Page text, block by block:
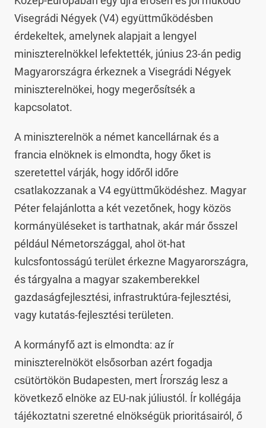
Visegrádi Négyek (V4) együttműködésben
érdekeltek, amelynek alapjait a lengyel
miniszterelnökkel lefektették, június 23-án pedig
Magyarországra érkeznek a Visegrádi Négyek
miniszterelnökei, hogy megerősítsék a
kapcsolatot.
A miniszterelnök a német kancellárnak és a
francia elnöknek is elmondta, hogy őket is
szeretettel várják, hogy időről időre
csatlakozzanak a V4 együttműködéshez. Magyar
Péter felajánlotta a két vezetőnek, hogy közös
kormányüléseket is tarthatnak, akár már ősszel
például Németországgal, ahol öt-hat
kulcsfontosságú terület érkezne Magyarországra,
és tárgyalna a magyar szakemberekkel
gazdaságfejlesztési, infrastruktúra-fejlesztési,
vagy kutatás-fejlesztési területen.
A kormányfő azt is elmondta: az ír
miniszterelnököt elsősorban azért fogadja
csütörtökön Budapesten, mert Írország lesz a
következő elnöke az EU-nak júliustól. Ír kollégája
tájékoztatni szeretné elnökségük prioritásairól, ő